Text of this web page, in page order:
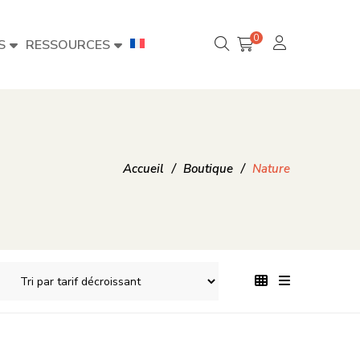
RESSOURCES 0
Accueil / Boutique / Nature